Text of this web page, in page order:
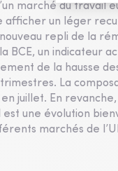
marché du travail
afficher un léger
repli de la
BCE, un
de la hausse
La
juillet. En
une évolution
marchés de